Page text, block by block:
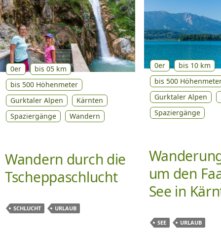
0er
bis 05 km
bis 500 Höhenmeter
Gurktaler Alpen
Kärnten
Spaziergänge
Wandern
Wandern durch die
Tscheppaschlucht
SCHLUCHT URLAUB
0er
bis 10 km
bis 500
Gurktaler Alpen
Spaziergänge
um den
See in
SEE URLAUB